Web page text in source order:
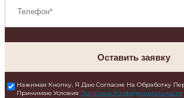
Оставить заявку
Нажимая Кнопку, Я Даю Согласие На Обработку
Принимаю Условия Политики Конфиденциальности